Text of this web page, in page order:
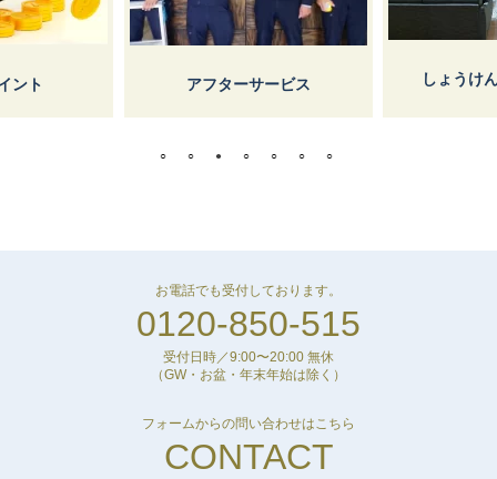
ント アフターサービス しょうけ
お電話でも受付しております。
0120-850-515
受付日時／9:00〜20:00 無休
（GW・お盆・年末年始は除く）
フォームからの問い合わせはこちら
CONTACT